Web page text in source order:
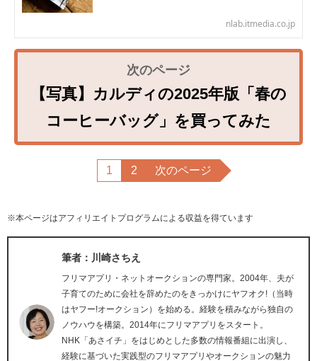
nlab.itmedia.co.jp
【写真】カルディの2025年版「春の
コーヒーバッグ」を買ってみた
1 2 次のページ
※本ページはアフィリエイトプログラムによる収益を得ています
筆者：川崎さちえ
フリマアプリ・ネットオークションの専門家。2004年、夫が
子育てのために会社を辞めたのをきっかけにヤフオク!（当時
はヤフー!オークション）を始める。経験を積みながら独自の
ノウハウを構築。2014年にフリマアプリをスタート。
NHK「あさイチ」をはじめとした多数の情報番組に出演し、
経験に基づいた実践型のフリマアプリやオークションの魅力